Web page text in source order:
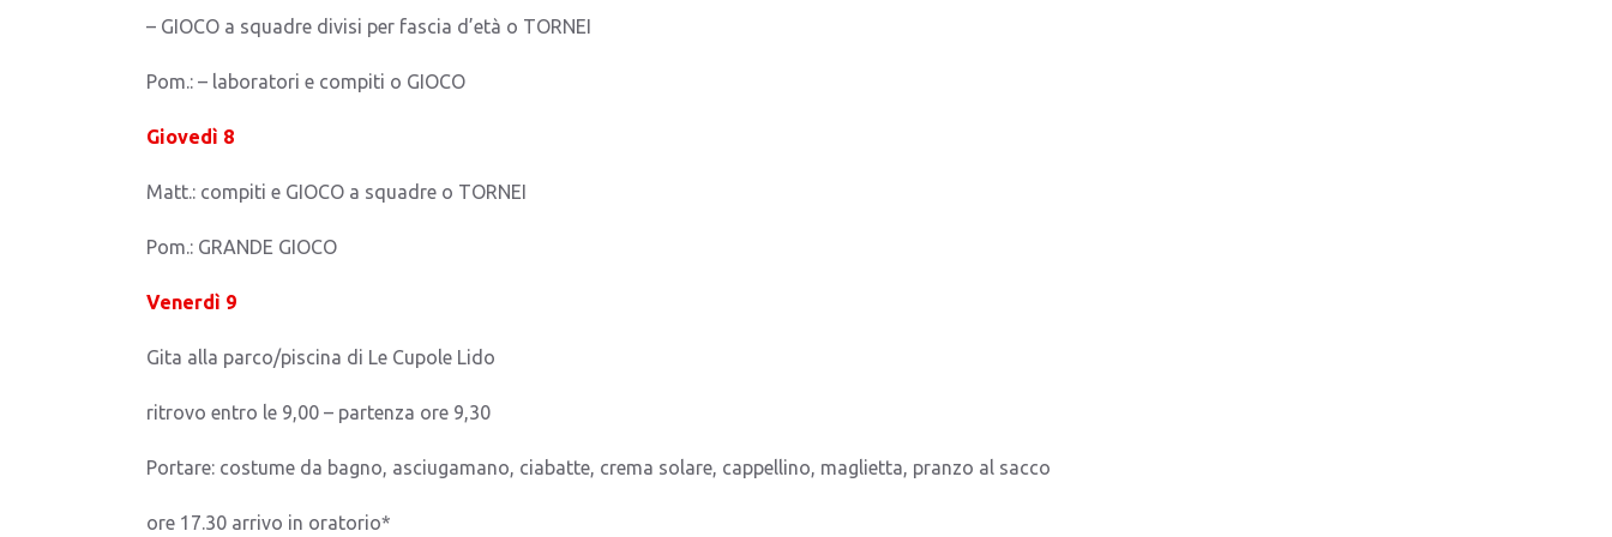
– GIOCO a squadre divisi per fascia d’età o TORNEI
Pom.: – laboratori e compiti o GIOCO
Giovedì 8
Matt.: compiti e GIOCO a squadre o TORNEI
Pom.: GRANDE GIOCO
Venerdì 9
Gita alla parco/piscina di Le Cupole Lido
ritrovo entro le 9,00 – partenza ore 9,30
Portare: costume da bagno, asciugamano, ciabatte, crema solare, cappellino, maglietta, pranzo al sacco
ore 17.30 arrivo in oratorio*